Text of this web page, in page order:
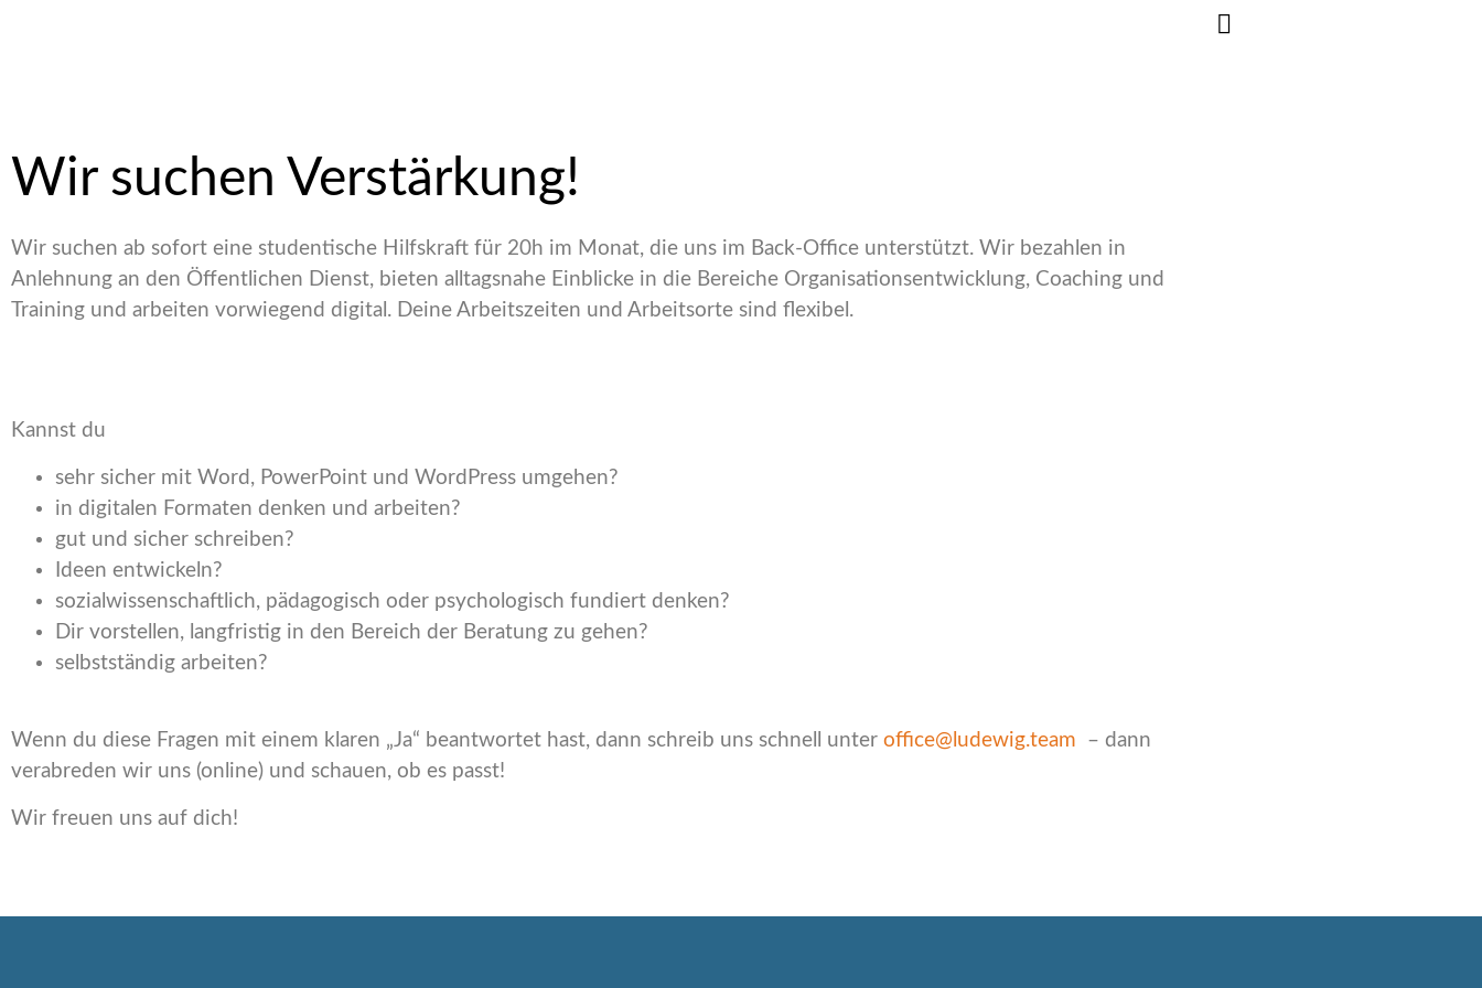
Wir suchen Verstärkung!
Wir suchen ab sofort eine studentische Hilfskraft für 20h im Monat, die uns im Back-Office unterstützt. Wir bezahlen in
Anlehnung an den Öffentlichen Dienst, bieten alltagsnahe Einblicke in die Bereiche Organisationsentwicklung, Coaching und
Training und arbeiten vorwiegend digital. Deine Arbeitszeiten und Arbeitsorte sind flexibel.
Kannst du
sehr sicher mit Word, PowerPoint und WordPress umgehen?
in digitalen Formaten denken und arbeiten?
gut und sicher schreiben?
Ideen entwickeln?
sozialwissenschaftlich, pädagogisch oder psychologisch fundiert denken?
Dir vorstellen, langfristig in den Bereich der Beratung zu gehen?
selbstständig arbeiten?
Wenn du diese Fragen mit einem klaren „Ja“ beantwortet hast, dann schreib uns schnell unter office@ludewig.team – dann
verabreden wir uns (online) und schauen, ob es passt!
Wir freuen uns auf dich!